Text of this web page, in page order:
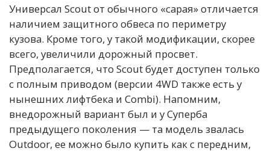
Универсал Scout от обычного «сарая» отличается
наличием защитного обвеса по периметру
кузова. Кроме того, у такой модификации, скорее
всего, увеличили дорожный просвет.
Предполагается, что Scout будет доступен только
с полным приводом (версии 4WD также есть у
нынешних лифтбека и Combi). Напомним,
внедорожный вариант был и у Суперба
предыдущего поколения — та модель звалась
Outdoor, ее можно было купить как с передним,